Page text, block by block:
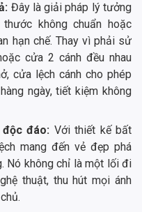
Đây là giải pháp lý tưởng
không chuẩn hoặc
hạn chế. Thay vì phải sử
cửa 2 cánh đều nhau
cửa lệch cánh cho phép
ngày, tiết kiệm không
đáo: Với thiết kế bất
mang đến vẻ đẹp phá
Nó không chỉ là một lối đi
thuật, thu hút mọi ánh